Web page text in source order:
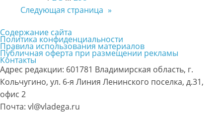
Следующая страница »
Содержание сайта
Политика конфиденциальности
Правила использования материалов
Публичная оферта при размещении рекламы
Контакты
Адрес редакции: 601781 Владимирская область, г.
Кольчугино, ул. 6-я Линия Ленинского поселка, д.31,
офис 2
Почта: vl@vladega.ru